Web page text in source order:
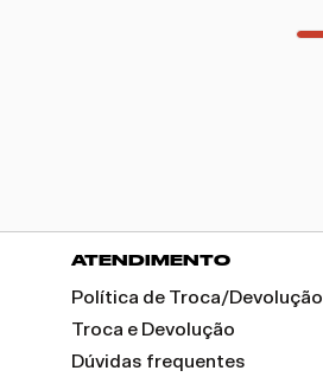
ATENDIMENTO
Política de Troca/Devolução
Troca e Devolução
Dúvidas frequentes